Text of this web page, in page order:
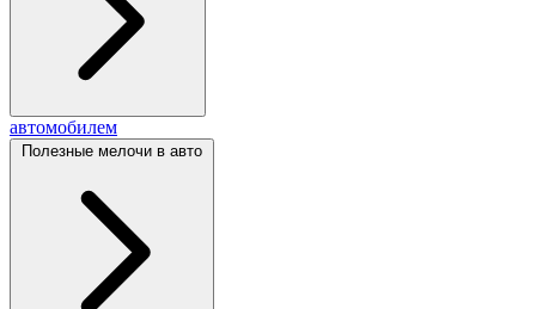
автомобилем
Полезные мелочи в авто